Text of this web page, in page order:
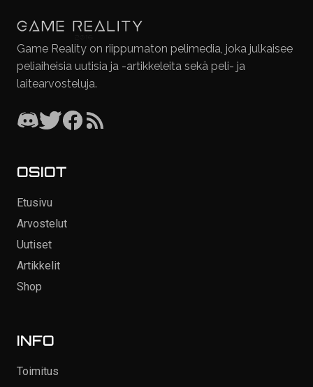
Game Reality on riippumaton pelimedia, joka julkaisee
peliaiheisia uutisia ja -artikkeleita sekä peli- ja
laitearvosteluja.
OSIOT
Etusivu
Arvostelut
Uutiset
Artikkelit
Shop
INFO
Toimitus